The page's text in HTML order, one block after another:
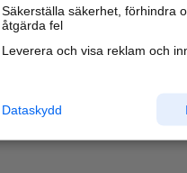
Säkerställa säkerhet, förhindra
åtgärda fel
Leverera och visa reklam och
Dataskydd